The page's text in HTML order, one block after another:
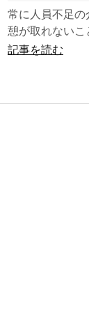
常に人員不足
憩が取れないこ
かき込むように
記事を読む